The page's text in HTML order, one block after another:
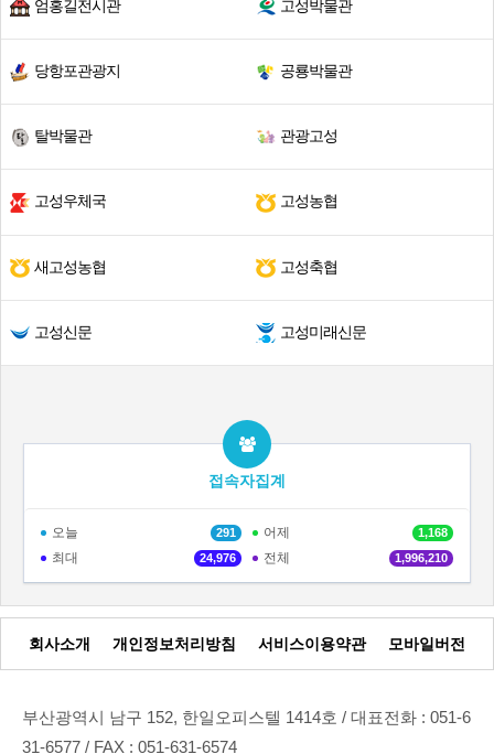
엄홍길전시관 고성박물관
당항포관광지 공룡박물관
탈박물관 관광고성
고성우체국 고성농협
새고성농협 고성축협
고성신문 고성미래신문
접속자집계
오늘 291 어제 1,168
최대 24,976 전체 1,996,210
회사소개 개인정보처리방침 서비스이용약관 모바일버전
부산광역시 남구 152, 한일오피스텔 1414호 / 대표전화 : 051-6
31-6577 / FAX : 051-631-6574